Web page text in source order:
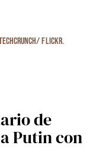
de
Putin con